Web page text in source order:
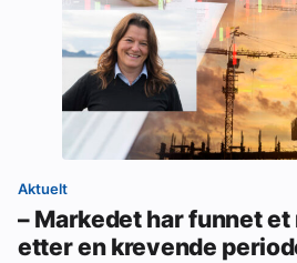
Aktuelt
– Markedet har funnet
etter en krevende